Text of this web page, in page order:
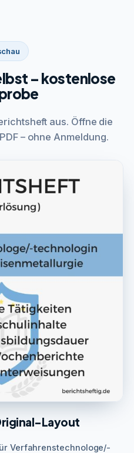
– kostenlose
aus. Öffne die
– ohne Anmeldung.
Layout
Verfahrenstechnologe/-